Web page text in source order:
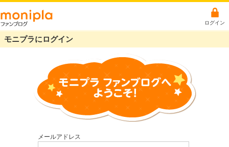
ログイン
モニプラにログイン
メールアドレス